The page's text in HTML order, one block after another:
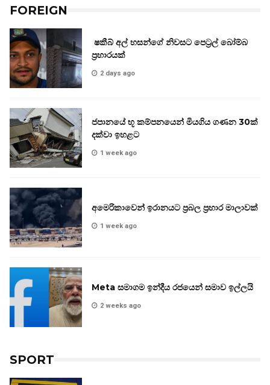
FOREIGN
ෂකීබ් අල් හසන්ගේ නිවසට පෙට්‍රල් බෝම්බ
ප්‍රහාරයක්
2 days ago
ජපානයේ භූ කම්පනයෙන් මියගිය ගණන 30ක්
දක්වා ඉහළට
1 week ago
අමෙරිකාවෙන් ඉරානයට ප්‍රබල ප්‍රහාර මාලාවක්
1 week ago
Meta සමාගම ඉන්දීය රජයෙන් සමාව ඉල්ලයි
2 weeks ago
SPORT